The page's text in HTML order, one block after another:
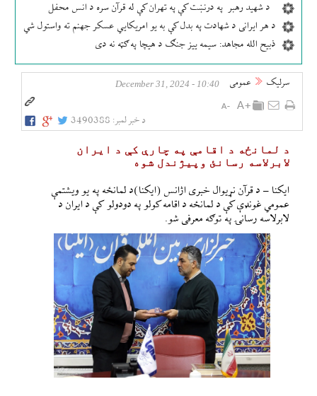
د شهید رهبر په درنښت کې په تهران کې له قرآن سره د انس محفل
د هر ایرانی د شهادت په بدل کې به یو امریکایي عسکر جهنم ته واستول شي
ذبیح الله مجاهد: سیمه ییز جنګ د هیچا په ګټه نه دی
سرلیک عمومی 10:40 - December 31, 2024
د خبر لمبر: 3490388
د لمانځه د اقامې په چارې کې د ایران
لابرلاسه رسانئ وپيژندل شوه
ایکنا – د قرآن نړیوال خبری اژانس (ایکنا)د لمانځه په یو ویشتمې
عمومي غونډې کې د لمانځه د اقامه کولو په دودولو کې د ایران د
لابرلاسه رسانۍ په توګه معرفی شو.